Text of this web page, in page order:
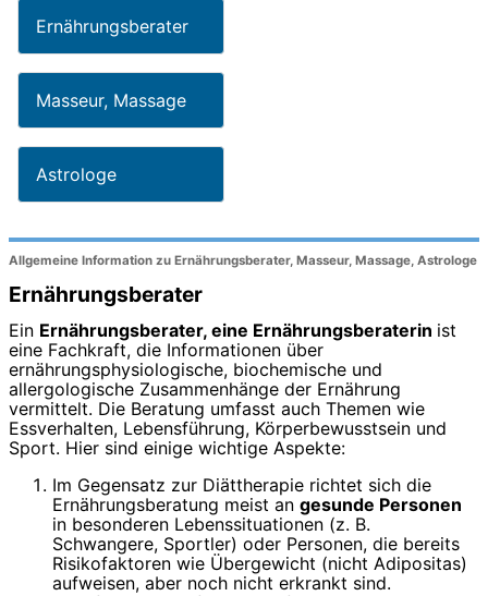
Ernährungsberater
Masseur, Massage
Astrologe
Allgemeine Information zu Ernährungsberater, Masseur, Massage, Astrologe
Ernährungsberater
Ein Ernährungsberater, eine Ernährungsberaterin ist
eine Fachkraft, die Informationen über
ernährungsphysiologische, biochemische und
allergologische Zusammenhänge der Ernährung
vermittelt. Die Beratung umfasst auch Themen wie
Essverhalten, Lebensführung, Körperbewusstsein und
Sport. Hier sind einige wichtige Aspekte:
Im Gegensatz zur Diättherapie richtet sich die
Ernährungsberatung meist an gesunde Personen
in besonderen Lebenssituationen (z. B.
Schwangere, Sportler) oder Personen, die bereits
Risikofaktoren wie Übergewicht (nicht Adipositas)
aufweisen, aber noch nicht erkrankt sind.